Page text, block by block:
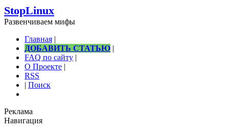
StopLinux
Развенчиваем мифы
Главная |
ДОБАВИТЬ СТАТЬЮ |
FAQ по сайту |
О Проекте |
RSS
| Поиск
Реклама
Навигация